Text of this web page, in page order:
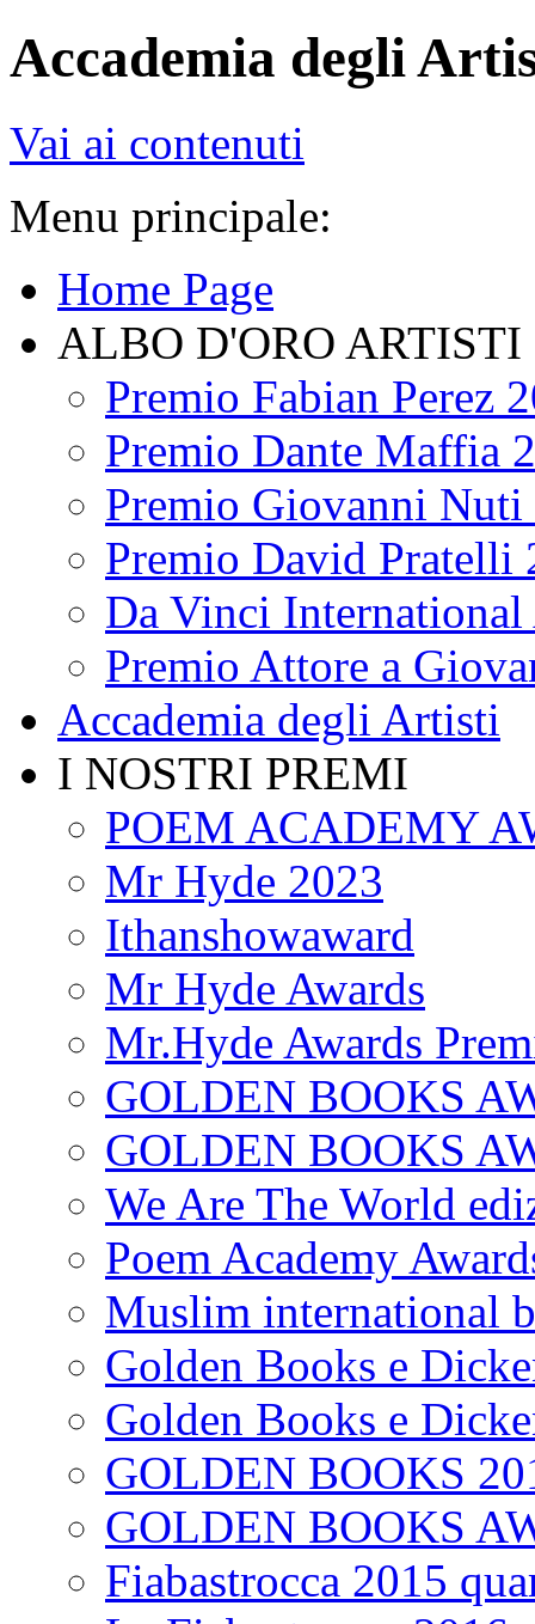
Accademia degli
Vai ai contenuti
Menu principale:
Home Page
ALBO D'ORO ARTISTI
Premio Fabian Perez
Premio Dante Maffia
Premio Giovanni Nuti
Premio David Pratelli
Da Vinci International
Premio Attore a
Accademia degli Artisti
I NOSTRI PREMI
POEM ACADEMY
Mr Hyde 2023
Ithanshowaward
Mr Hyde Awards
Mr.Hyde Awards
GOLDEN BOOKS
GOLDEN BOOKS
We Are The World
Poem Academy
Muslim international
Golden Books e
Golden Books e
GOLDEN BOOKS
GOLDEN BOOKS
Fiabastrocca 2015